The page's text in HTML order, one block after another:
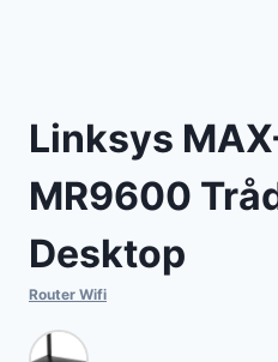
Linksys
MR9600
Desktop
Router Wifi